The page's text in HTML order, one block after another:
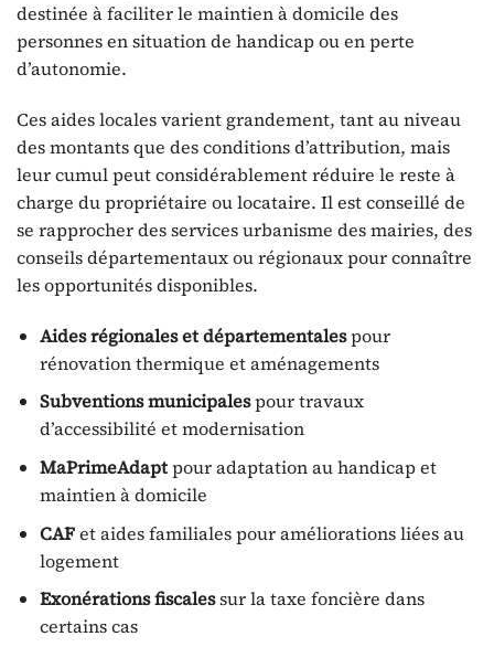
destinée à faciliter le maintien à domicile des
personnes en situation de handicap ou en perte
d’autonomie.
Ces aides locales varient grandement, tant au niveau
des montants que des conditions d’attribution, mais
leur cumul peut considérablement réduire le reste à
charge du propriétaire ou locataire. Il est conseillé de
se rapprocher des services urbanisme des mairies, des
conseils départementaux ou régionaux pour connaître
les opportunités disponibles.
Aides régionales et départementalespour
rénovation thermique et aménagements
Subventions municipalespour travaux
d’accessibilité et modernisation
MaPrimeAdaptpour adaptation au handicap et
maintien à domicile
CAFet aides familiales pour améliorations liées au
logement
Exonérations fiscalessur la taxe foncière dans
certains cas